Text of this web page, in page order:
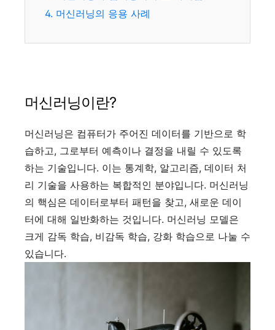
4. 머신러닝의 응용 사례
머신러닝이란?
머신러닝은 컴퓨터가 주어진 데이터를 기반으로 학
습하고, 그로부터 예측이나 결정을 내릴 수 있도록
하는 기술입니다. 이는 통계학, 알고리즘, 데이터 처
리 기술을 사용하는 복합적인 분야입니다. 머신러닝
의 핵심은 데이터로부터 패턴을 찾고, 새로운 데이
터에 대해 일반화하는 것입니다. 머신러닝 모델은
크게 감독 학습, 비감독 학습, 강화 학습으로 나눌 수
있습니다.